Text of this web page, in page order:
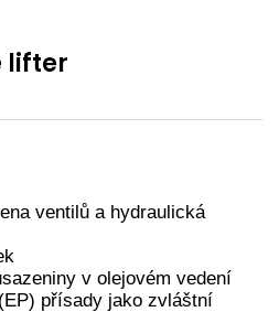
lifter
ventilů a hydraulická
v olejovém vedení
přísady jako zvláštní